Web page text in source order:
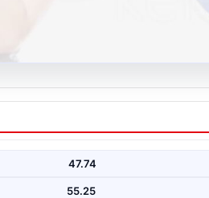
İle Dijital İletişimin
Günümüzde çeşitli…
47.74
55.25